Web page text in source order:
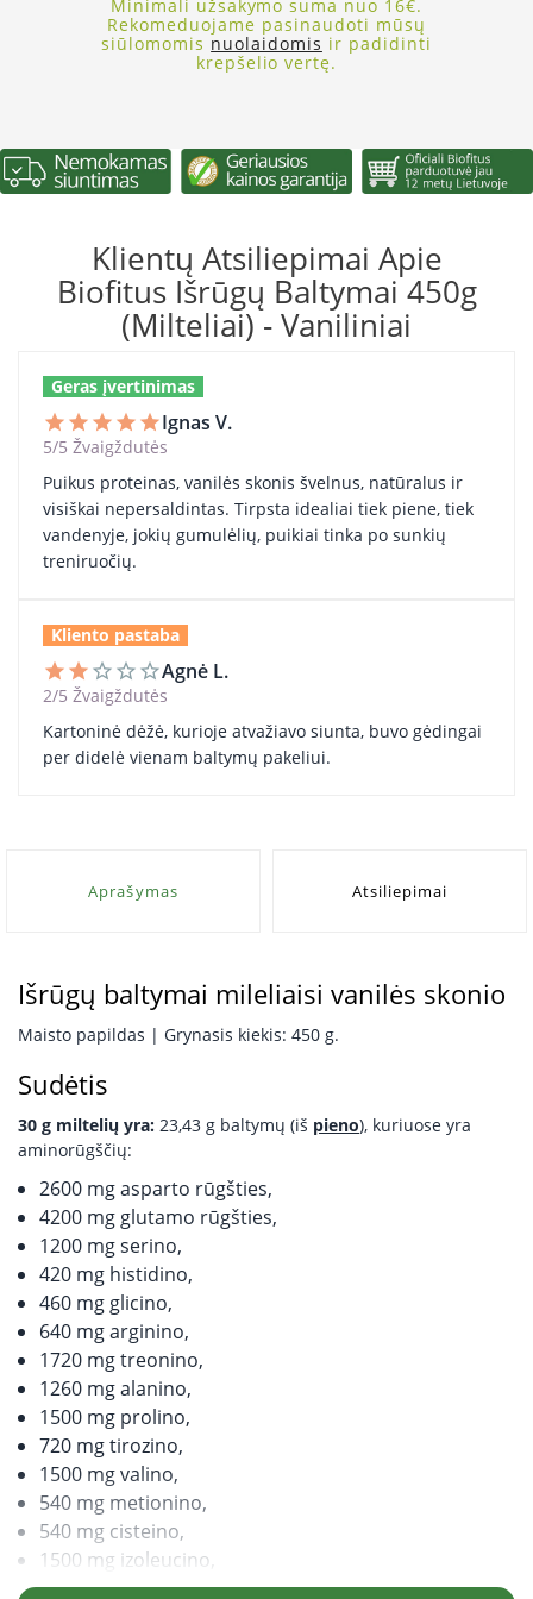
Minimali užsakymo suma nuo 16€.
Rekomeduojame pasinaudoti mūsų
siūlomomis nuolaidomis ir padidinti
krepšelio vertę.
Klientų Atsiliepimai Apie
Biofitus Išrūgų Baltymai 450g
(milteliai) - Vaniliniai
Geras įvertinimas
star star star star starIgnas V.
5/5 Žvaigždutės
Puikus proteinas, vanilės skonis švelnus, natūralus ir
visiškai nepersaldintas. Tirpsta idealiai tiek piene, tiek
vandenyje, jokių gumulėlių, puikiai tinka po sunkių
treniruočių.
Kliento pastaba
star star star_border star_border star_borderAgnė L.
2/5 Žvaigždutės
Kartoninė dėžė, kurioje atvažiavo siunta, buvo gėdingai
per didelė vienam baltymų pakeliui.
Aprašymas Atsiliepimai
Išrūgų baltymai mileliaisi vanilės skonio
Maisto papildas | Grynasis kiekis: 450 g.
Sudėtis
30 g miltelių yra: 23,43 g baltymų (iš pieno), kuriuose yra
aminorūgščių:
2600 mg asparto rūgšties,
4200 mg glutamo rūgšties,
1200 mg serino,
420 mg histidino,
460 mg glicino,
640 mg arginino,
1720 mg treonino,
1260 mg alanino,
1500 mg prolino,
720 mg tirozino,
1500 mg valino,
540 mg metionino,
540 mg cisteino,
1500 mg izoleucino,
2580 mg leucino,